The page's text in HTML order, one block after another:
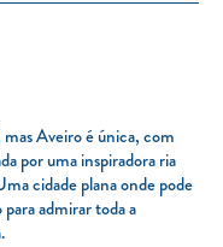
Aveiro é única, com
por uma inspiradora ria
cidade plana onde pode
admirar toda a